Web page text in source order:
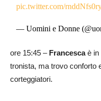
pic.twitter.com/
— Uomini e Donne
ore 15:45 – Francescaè in
tronista, ma trovo conforto
corteggiatori.